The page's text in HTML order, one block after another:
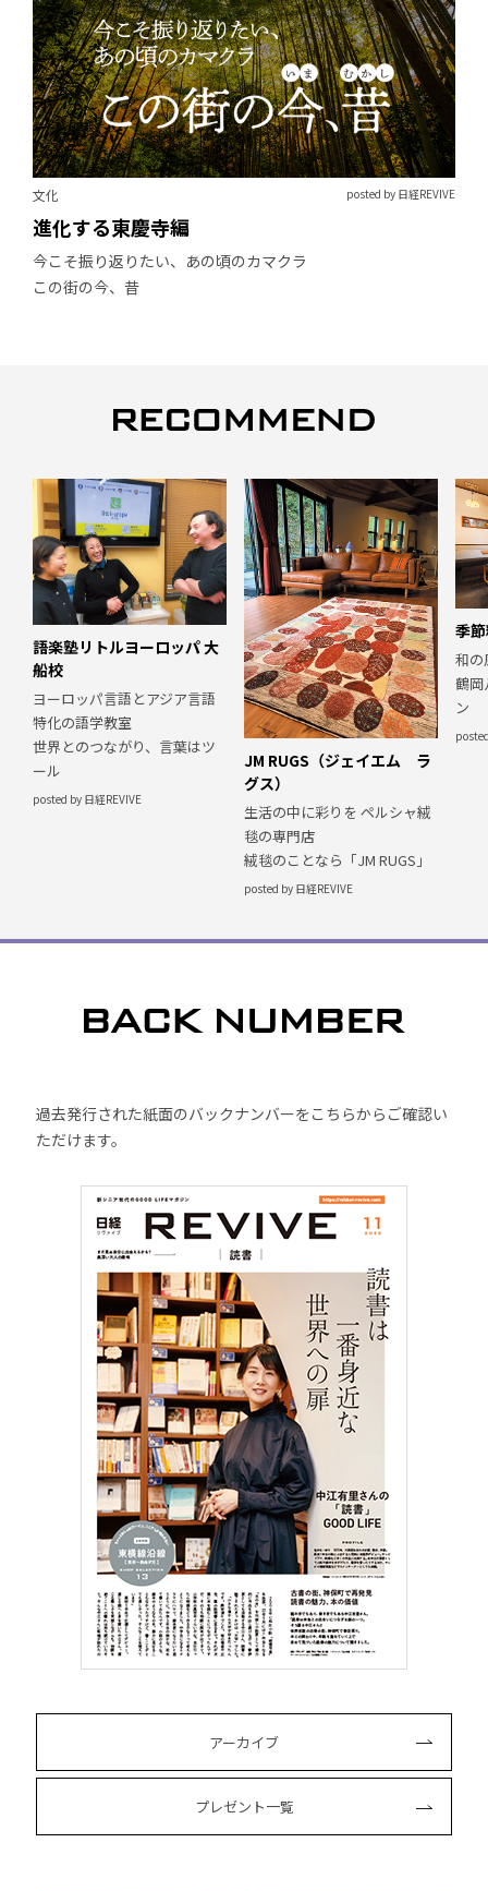
文化 posted by 日経REVIVE
進化する東慶寺編
今こそ振り返りたい、あの頃のカマクラ
この街の今、昔
語楽塾リトルヨーロッパ 大
船校
ヨーロッパ言語とアジア言語
特化の語学教室
世界とのつながり、言葉はツ
ール
posted by 日経REVIVE
JM RUGS（ジェイエム ラ
グス）
生活の中に彩りを ペルシャ絨
毯の専門店
絨毯のことなら「JM RUGS」
posted by 日経REVIVE
季
和の
鶴岡
ン
過去発行された紙面のバックナンバーをこちらからご確認い
ただけます。
アーカイブ
プレゼント一覧